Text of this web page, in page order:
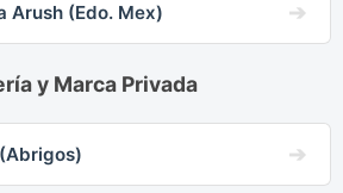
Arush (Edo. Mex)
y Marca Privada